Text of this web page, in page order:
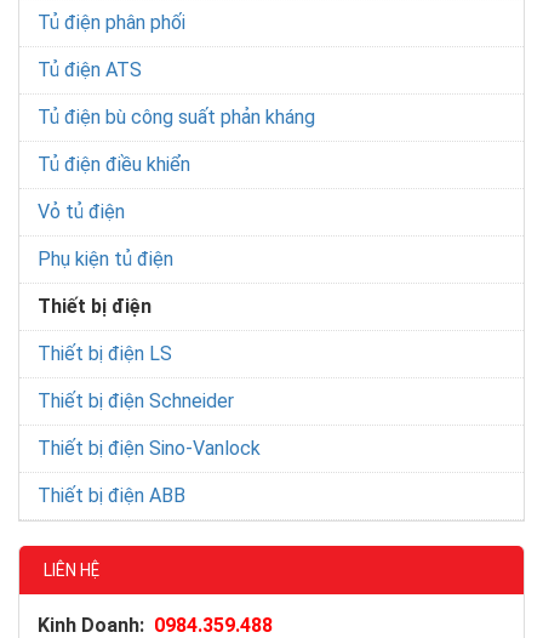
Tủ điện phân phối
Tủ điện ATS
Tủ điện bù công suất phản kháng
Tủ điện điều khiển
Vỏ tủ điện
Phụ kiện tủ điện
Thiết bị điện
Thiết bị điện LS
Thiết bị điện Schneider
Thiết bị điện Sino-Vanlock
Thiết bị điện ABB
LIÊN HỆ
Kinh Doanh: 0984.359.488